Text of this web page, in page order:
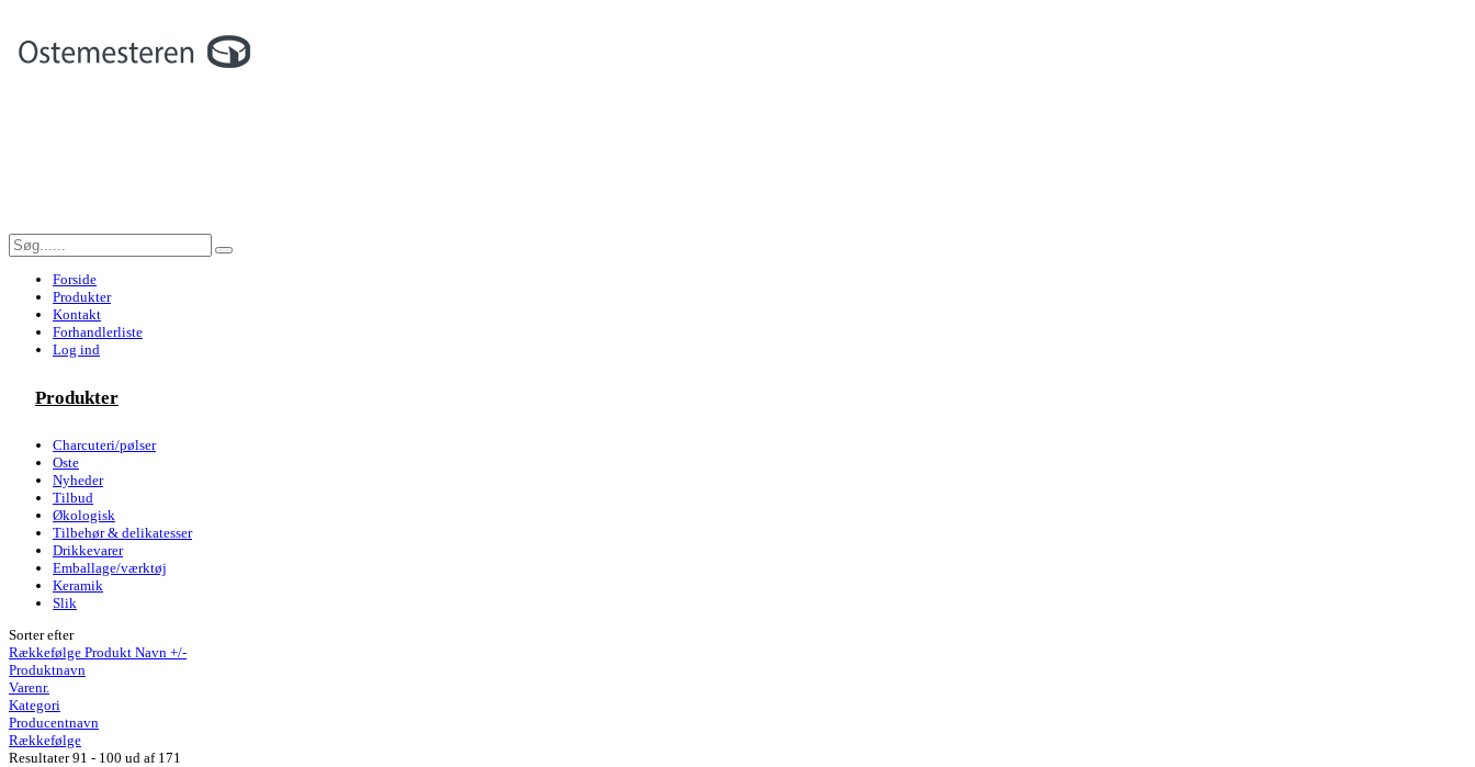
Forside
Produkter
Kontakt
Forhandlerliste
Log ind
Produkter
Charcuteri/pølser
Oste
Nyheder
Tilbud
Økologisk
Tilbehør & delikatesser
Drikkevarer
Emballage/værktøj
Keramik
Slik
Sorter efter
Rækkefølge Produkt Navn +/-
Produktnavn
Varenr.
Kategori
Producentnavn
Rækkefølge
Resultater 91 - 100 ud af 171